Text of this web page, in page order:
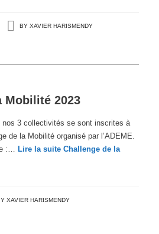
BY XAVIER HARISMENDY
Mobilité 2023
nos 3 collectivités se sont inscrites à
de la Mobilité organisé par l’ADEME.
:… Lire la suiteChallenge de la
XAVIER HARISMENDY